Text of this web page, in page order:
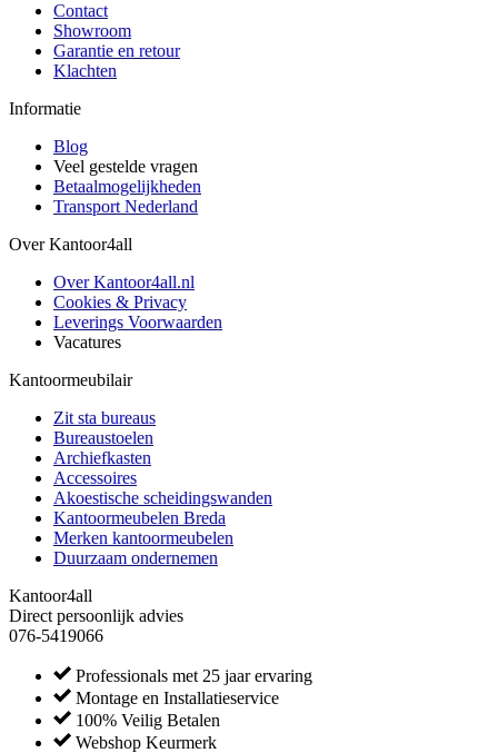
Contact
Showroom
Garantie en retour
Klachten
Informatie
Blog
Veel gestelde vragen
Betaalmogelijkheden
Transport Nederland
Over Kantoor4all
Over Kantoor4all.nl
Cookies & Privacy
Leverings Voorwaarden
Vacatures
Kantoormeubilair
Zit sta bureaus
Bureaustoelen
Archiefkasten
Accessoires
Akoestische scheidingswanden
Kantoormeubelen Breda
Merken kantoormeubelen
Duurzaam ondernemen
Kantoor4all
Direct persoonlijk advies
076-5419066
Professionals met 25 jaar ervaring
Montage en Installatieservice
100% Veilig Betalen
Webshop Keurmerk